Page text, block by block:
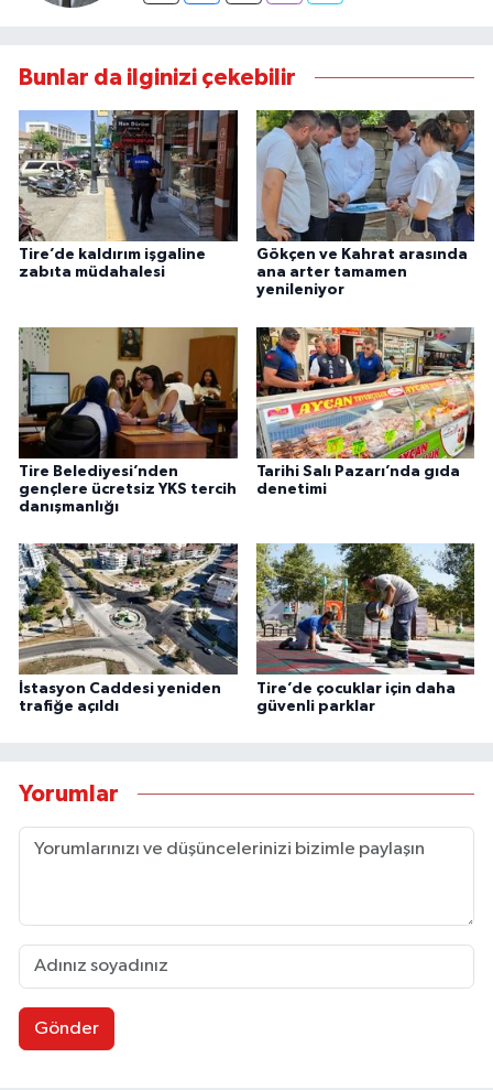
Bunlar da ilginizi çekebilir
Tire’de kaldırım işgaline
zabıta müdahalesi
Gökçen ve Kahrat arasında
ana arter tamamen
yenileniyor
Tire Belediyesi’nden
gençlere ücretsiz YKS tercih
danışmanlığı
Tarihi Salı Pazarı’nda gıda
denetimi
İstasyon Caddesi yeniden
trafiğe açıldı
Tire’de çocuklar için daha
güvenli parklar
Yorumlar
Gönder